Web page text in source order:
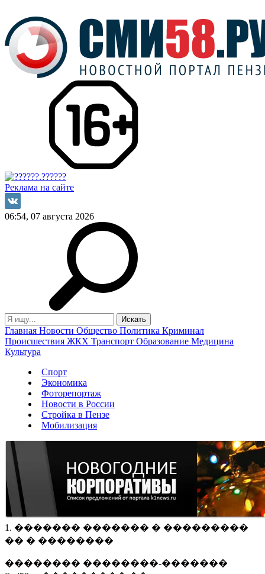
Реклама на сайте
06:54, 07 августа 2026
Главная Новости Общество Политика Криминал
Происшествия ЖКХ Транспорт Образование Медицина
Культура
Спорт
Экономика
Фоторепортаж
Новости в России
Стройка в Пензе
Мобилизация
1. ������� ������� � ���������
�� � ��������
�������� ��������-�������